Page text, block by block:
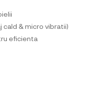
& micro vibratii)
eficienta